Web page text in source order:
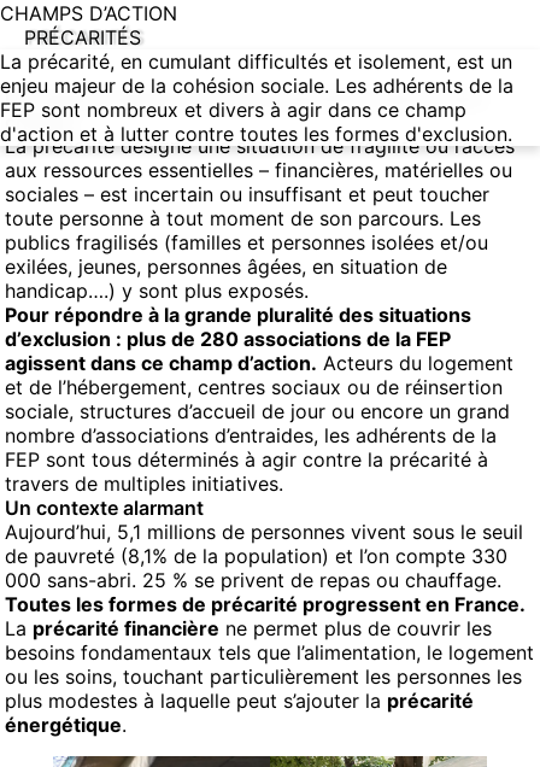
CHAMPS D’ACTION
PRÉCARITÉS
La précarité, en cumulant difficultés et isolement, est un
enjeu majeur de la cohésion sociale. Les adhérents de la
FEP sont nombreux et divers à agir dans ce champ
d'action et à lutter contre toutes les formes d'exclusion.
Un réseau engagé face à une précarité toujours plus
critique
La précarité désigne une situation de fragilité où l’accès
aux ressources essentielles – financières, matérielles ou
sociales – est incertain ou insuffisant et peut toucher
toute personne à tout moment de son parcours. Les
publics fragilisés (familles et personnes isolées et/ou
exilées, jeunes, personnes âgées, en situation de
handicap….) y sont plus exposés.
Pour répondre à la grande pluralité des situations
d’exclusion : plus de 280 associations de la FEP
agissent dans ce champ d’action. Acteurs du logement
et de l’hébergement, centres sociaux ou de réinsertion
sociale, structures d’accueil de jour ou encore un grand
nombre d’associations d’entraides, les adhérents de la
FEP sont tous déterminés à agir contre la précarité à
travers de multiples initiatives.
Un contexte alarmant
Aujourd’hui, 5,1 millions de personnes vivent sous le seuil
de pauvreté (8,1% de la population) et l’on compte 330
000 sans-abri. 25 % se privent de repas ou chauffage.
Toutes les formes de précarité progressent en France.
La précarité financière ne permet plus de couvrir les
besoins fondamentaux tels que l’alimentation, le logement
ou les soins, touchant particulièrement les personnes les
plus modestes à laquelle peut s’ajouter la précarité
énergétique.